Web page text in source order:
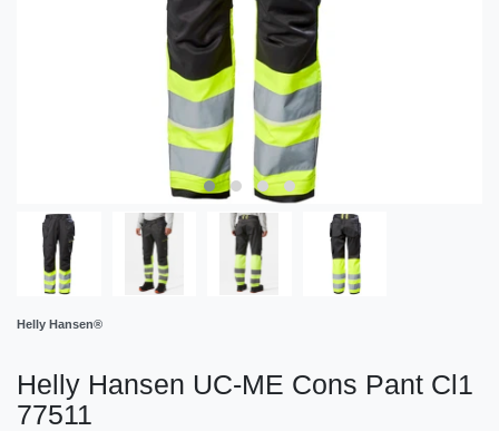
Helly Hansen®
Helly Hansen UC-ME Cons Pant Cl1
77511